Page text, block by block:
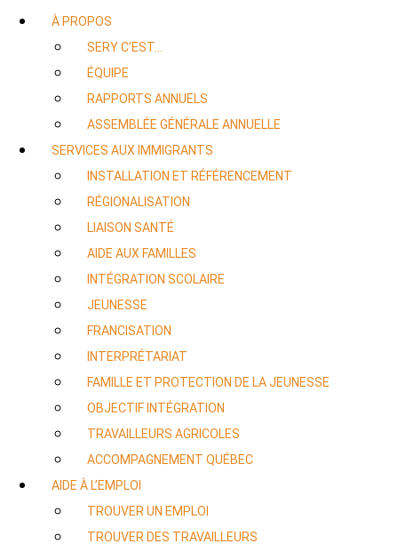
À PROPOS
SERY C’EST…
ÉQUIPE
RAPPORTS ANNUELS
ASSEMBLÉE GÉNÉRALE ANNUELLE
SERVICES AUX IMMIGRANTS
INSTALLATION ET RÉFÉRENCEMENT
RÉGIONALISATION
LIAISON SANTÉ
AIDE AUX FAMILLES
INTÉGRATION SCOLAIRE
JEUNESSE
FRANCISATION
INTERPRÉTARIAT
FAMILLE ET PROTECTION DE LA JEUNESSE
OBJECTIF INTÉGRATION
TRAVAILLEURS AGRICOLES
ACCOMPAGNEMENT QUÉBEC
AIDE À L’EMPLOI
TROUVER UN EMPLOI
TROUVER DES TRAVAILLEURS